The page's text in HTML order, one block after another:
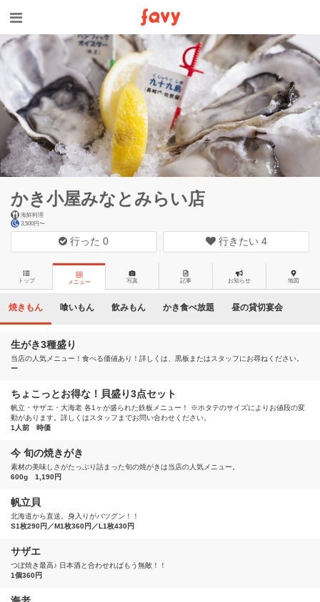
かき小屋みなとみらい店
海鮮料理
3,500円〜
行った0 行きたい 4
トップ メニュー 写真 記事 お知らせ 地図
焼きもん 喰いもん 飲みもん かき食べ放題 昼の貸切宴会
生がき3種盛り
当店の人気メニュー！食べる価値あり！詳しくは、黒板またはスタッフにお尋ねください。
ー
ちょこっとお得な！貝盛り3点セット
帆立・サザエ・大海老 各1ヶが盛られた鉄板メニュー！ ※ホタテのサイズによりお値段の変
動があります。詳しくはスタッフまでお問い合わせください。
1人前 時価
今 旬の焼きがき
素材の美味しさがたっぷり詰まった旬の焼がきは当店の人気メニュー。
600g 1,190円
帆立貝
北海道から直送。身入りがバツグン！！
S1枚290円／M1枚360円／L1枚430円
サザエ
つぼ焼き最高♪ 日本酒と合わせればもう無敵！！
1個360円